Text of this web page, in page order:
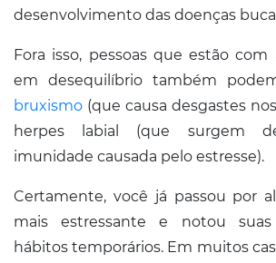
desenvolvimento das doenças
Fora isso, pessoas que estão com
em desequilíbrio também
bruxismo (que causa desgastes
herpes labial (que surgem
imunidade causada pelo estresse).
Certamente, você já passou por
mais estressante e notou
hábitos temporários. Em muitos